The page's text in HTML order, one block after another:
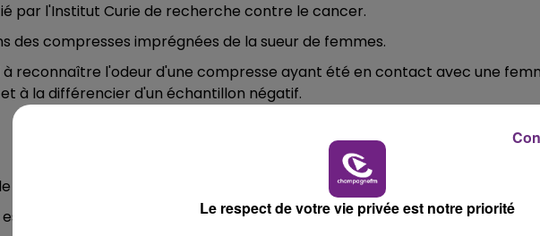
par l'Institut Curie de recherche contre le cancer.
des compresses imprégnées de la sueur de femmes.
à reconnaître l'odeur d'une compresse ayant été en contact avec une
à la différencier d'un échantillon négatif.
porter ses fruits.
très impressionnant.
11h00 - 16h00
Le week-end Champagne FM
Le respect de votre vie privée est notre priorité